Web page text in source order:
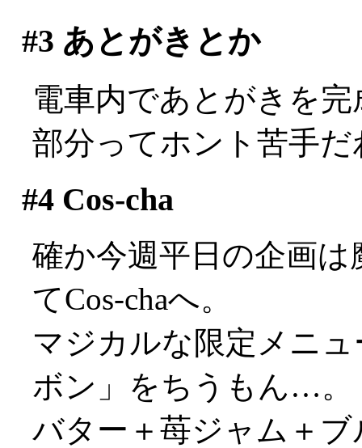
#3 あとがきとか
電車内であとがきを
部分ってホント苦手だ
#4Cos-cha
確か今週平日の企画
てCos-chaへ。
マジカルな限定メニ
ボン」をちうもん…。
バター＋苺ジャム＋